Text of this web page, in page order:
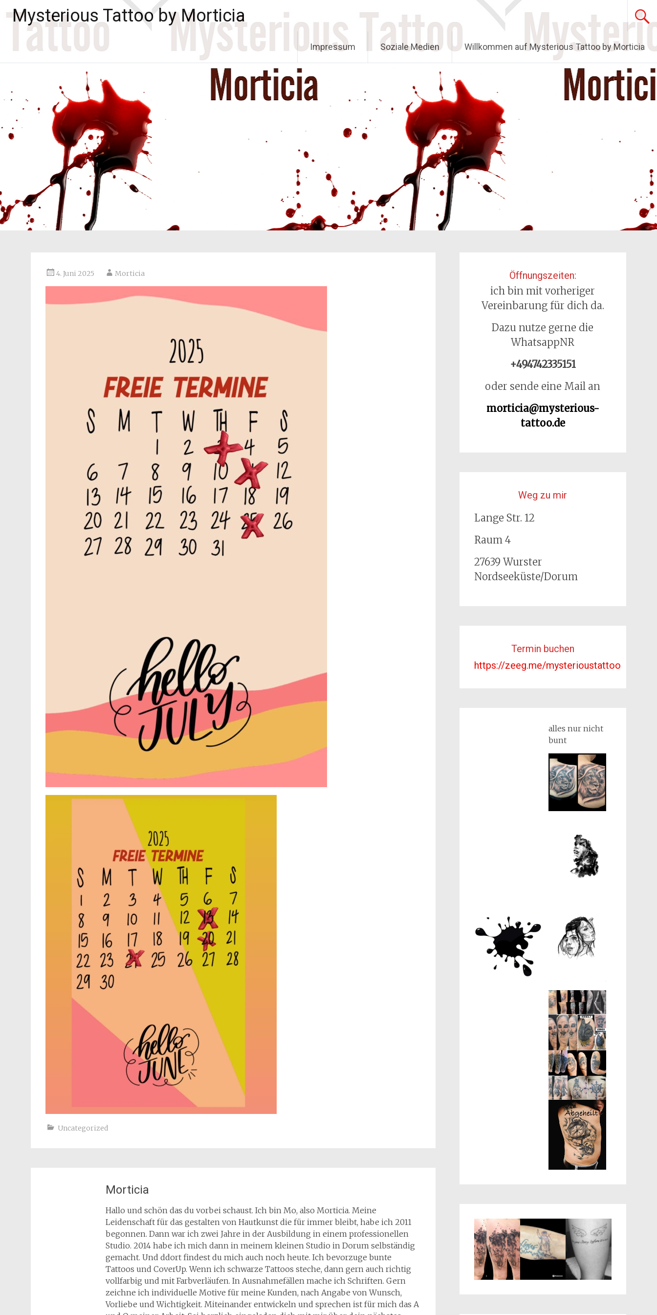
Inhalt
springen
Mysterious Tattoo by Morticia
Impressum Soziale Medien Willkommen auf Mysterious Tattoo by Morticia
4. Juni 2025 Morticia
Uncategorized
Morticia
Hallo und schön das du vorbei schaust. Ich bin Mo, also Morticia. Meine
Leidenschaft für das gestalten von Hautkunst die für immer bleibt, habe ich 2011
begonnen. Dann war ich zwei Jahre in der Ausbildung in einem professionellen
Studio. 2014 habe ich mich dann in meinem kleinen Studio in Dorum selbständig
gemacht. Und ddort findest du mich auch noch heute. Ich bevorzuge bunte
Tattoos und CoverUp. Wenn ich schwarze Tattoos steche, dann gern auch richtig
vollfarbig und mit Farbverläufen. In Ausnahmefällen mache ich Schriften. Gern
zeichne ich individuelle Motive für meine Kunden, nach Angabe von Wunsch,
Vorliebe und Wichtigkeit. Miteinander entwickeln und sprechen ist für mich das A
Öffnungszeiten:
ich bin mit vorheriger
Vereinbarung für dich da.
Dazu nutze gerne die
WhatsappNR
+494742335151
oder sende eine Mail an
morticia@mysterious-
tattoo.de
Weg zu mir
Lange Str. 12
Raum 4
27639 Wurster
Nordseeküste/Dorum
Termin buchen
https://zeeg.me/mysterioustattoo
alles nur nicht
bunt